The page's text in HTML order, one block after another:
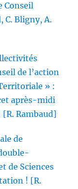
Conseil
C. Bligny, A.
de l’action
» :
après-midi
Rambaud]
de
de Sciences
! [R.